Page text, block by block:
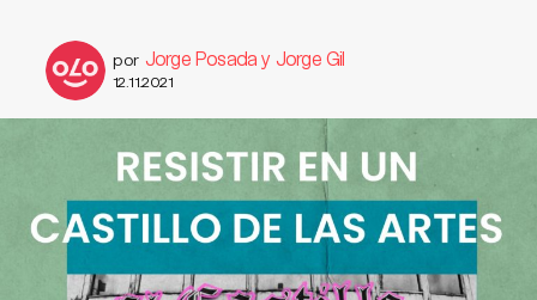
por Jorge Posada y Jorge Gil
12.11.2021